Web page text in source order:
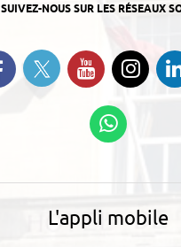
SUIVEZ-NOUS SUR LES RÉSEAUX
Retrouvez-nous sur
Suivez-nous sur
Suivez-
L'appli mobile